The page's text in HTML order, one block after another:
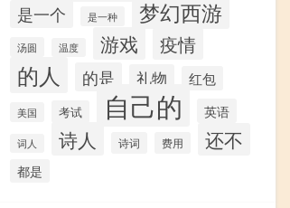
是一个 是一种 梦幻西游
汤圆 温度 游戏 疫情
的人 的是 礼物 红包
美国 考试 自己的 英语
词人 诗人 诗词 费用 还不
都是